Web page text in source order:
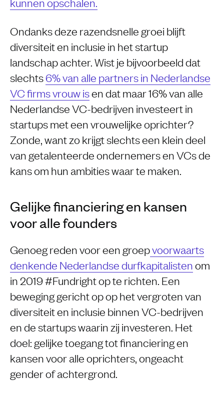
Ondanks deze razendsnelle groei blijft
diversiteit en inclusie in het startup
landschap achter. Wist je bijvoorbeeld dat
slechts6% van alle partners in Nederlandse
VC firms vrouw isen dat maar 16% van alle
Nederlandse VC-bedrijven investeert in
startups met een vrouwelijke oprichter?
Zonde, want zo krijgt slechts een klein deel
van getalenteerde ondernemers en VCs de
kans om hun ambities waar te maken.
Gelijke financiering en kansen
voor alle founders
Genoeg reden voor een groepvoorwaarts
denkende Nederlandse durfkapitalistenom
in 2019 #Fundright op te richten. Een
beweging gericht op op het vergroten van
diversiteit en inclusie binnen VC-bedrijven
en de startups waarin zij investeren. Het
doel: gelijke toegang tot financiering en
kansen voor alle oprichters, ongeacht
gender of achtergrond.